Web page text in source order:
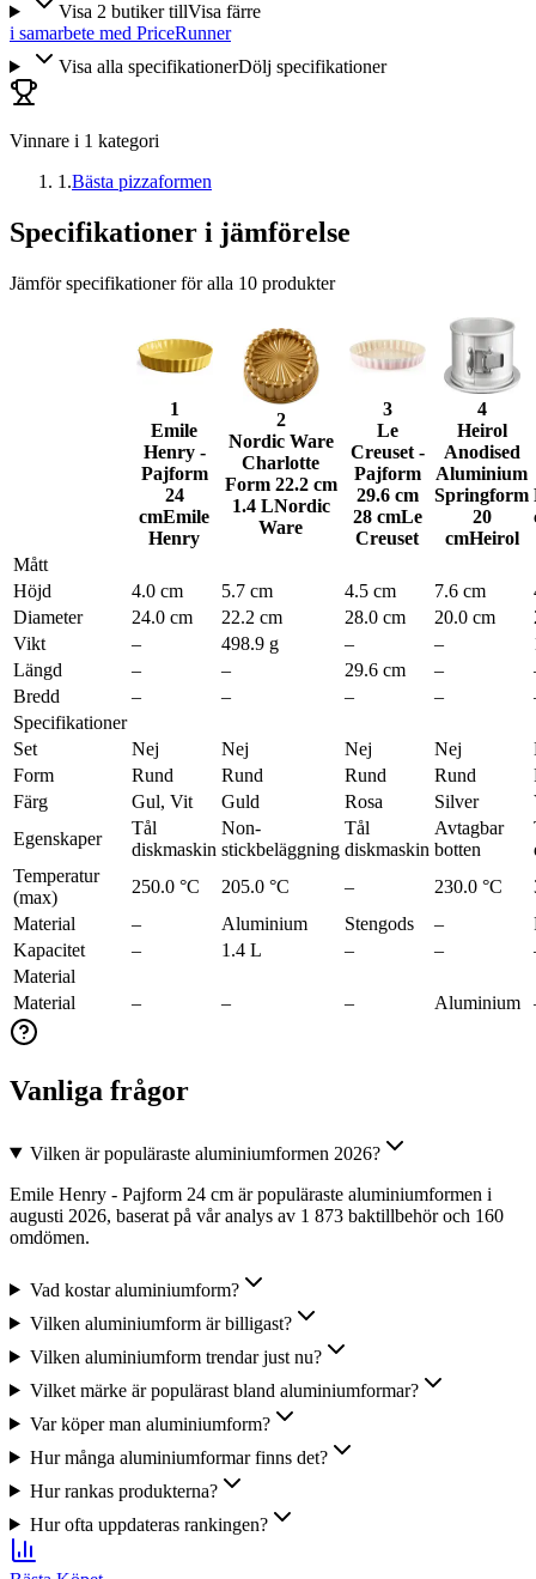
Visa 2 butiker tillVisa färre
i samarbete med PriceRunner
Visa alla specifikationerDölj specifikationer
Vinnare i 1 kategori
1 .Bästa pizzaformen
Specifikationer i jämförelse
Jämför specifikationer för alla 10 produkter
1
Emile
Henry -
Pajform
24
cmEmile
Henry
2
Nordic Ware
Charlotte
Form 22.2 cm
1.4 LNordic
Ware
3
Le
Creuset -
Pajform
29.6 cm
28 cmLe
Creuset
4
Heirol
Anodised
Aluminium
Springform
20
cmHeirol
Mått
Höjd
4.0 cm 5.7 cm 4.5 cm 7.6 cm
Diameter
24.0 cm 22.2 cm 28.0 cm 20.0 cm
Vikt
– 498.9 g – –
Längd
– – 29.6 cm –
Bredd
– – – –
Specifikationer
Set
Nej Nej Nej Nej
Form
Rund Rund Rund Rund
Färg
Gul, Vit Guld Rosa Silver
Egenskaper
Tål
diskmaskin
Non-
stickbeläggning
Tål
diskmaskin
Avtagbar
botten
Temperatur
(max)
250.0 °C 205.0 °C – 230.0 °C
Material
– Aluminium Stengods –
Kapacitet
– 1.4 L – –
Material
Material
– – – Aluminium
Vanliga frågor
Vilken är populäraste aluminiumformen 2026?
Emile Henry - Pajform 24 cm är populäraste aluminiumformen i
augusti 2026, baserat på vår analys av 1 873 baktillbehör och 160
omdömen.
Vad kostar aluminiumform?
Vilken aluminiumform är billigast?
Vilken aluminiumform trendar just nu?
Vilket märke är populärast bland aluminiumformar?
Var köper man aluminiumform?
Hur många aluminiumformar finns det?
Hur rankas produkterna?
Hur ofta uppdateras rankingen?